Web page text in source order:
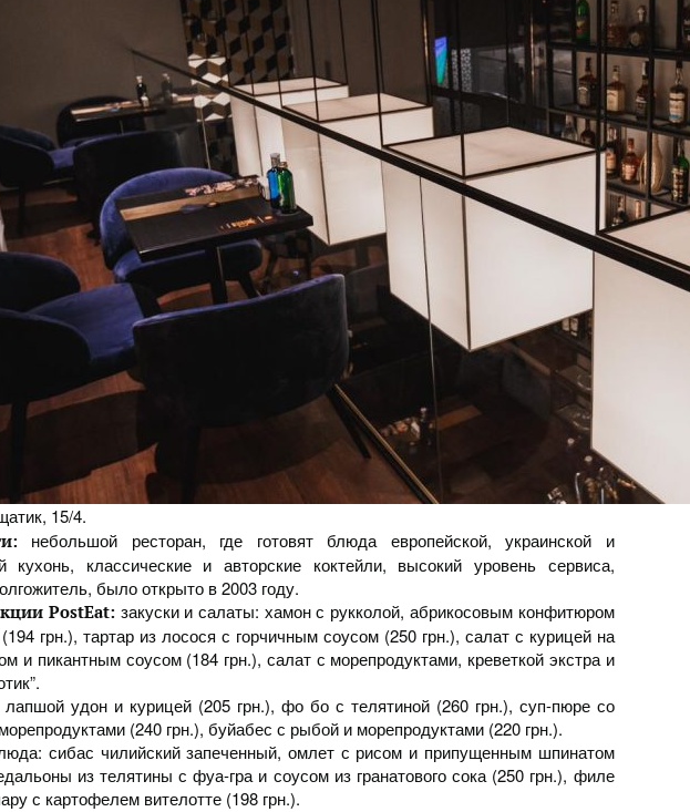
15/4.
небольшой ресторан, где готовят блюда европейской, украинской и
кухонь, классические и авторские коктейли, высокий уровень сервиса,
было открыто в 2003 году.
PostEat: закуски и салаты: хамон с рукколой, абрикосовым конфитюром
грн.), тартар из лосося с горчичным соусом (250 грн.), салат с курицей на
и пикантным соусом (184 грн.), салат с морепродуктами, креветкой экстра и
удон и курицей (205 грн.), фо бо с телятиной (260 грн.), суп-пюре со
(240 грн.), буйабес с рыбой и морепродуктами (220 грн.).
сибас чилийский запеченный, омлет с рисом и припущенным шпинатом
из телятины с фуа-гра и соусом из гранатового сока (250 грн.), филе
с картофелем вителотте (198 грн.).